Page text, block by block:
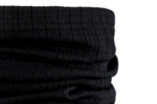
€109,95.€85,95.